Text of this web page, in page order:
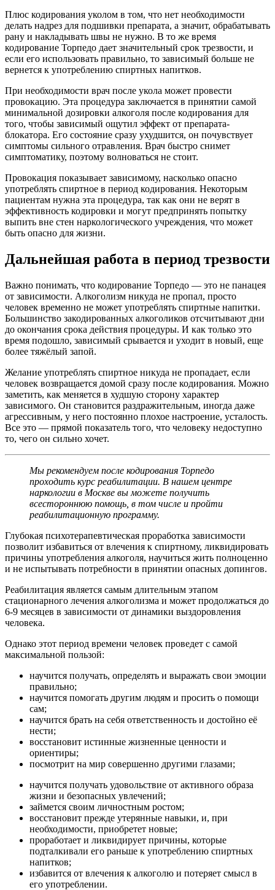
Плюс кодирования уколом в том, что нет необходимости
делать надрез для подшивки препарата, а значит, обрабатывать
рану и накладывать швы не нужно. В то же время
кодирование Торпедо дает значительный срок трезвости, и
если его использовать правильно, то зависимый больше не
вернется к употреблению спиртных напитков.
При необходимости врач после укола может провести
провокацию. Эта процедура заключается в принятии самой
минимальной дозировки алкоголя после кодирования для
того, чтобы зависимый ощутил эффект от препарата-
блокатора. Его состояние сразу ухудшится, он почувствует
симптомы сильного отравления. Врач быстро снимет
симптоматику, поэтому волноваться не стоит.
Провокация показывает зависимому, насколько опасно
употреблять спиртное в период кодирования. Некоторым
пациентам нужна эта процедура, так как они не верят в
эффективность кодировки и могут предпринять попытку
выпить вне стен наркологического учреждения, что может
быть опасно для жизни.
Дальнейшая работа в период трезвости
Важно понимать, что кодирование Торпедо — это не панацея
от зависимости. Алкоголизм никуда не пропал, просто
человек временно не может употреблять спиртные напитки.
Большинство закодированных алкоголиков отсчитывают дни
до окончания срока действия процедуры. И как только это
время подошло, зависимый срывается и уходит в новый, еще
более тяжёлый запой.
Желание употреблять спиртное никуда не пропадает, если
человек возвращается домой сразу после кодирования. Можно
заметить, как меняется в худшую сторону характер
зависимого. Он становится раздражительным, иногда даже
агрессивным, у него постоянно плохое настроение, усталость.
Все это — прямой показатель того, что человеку недоступно
то, чего он сильно хочет.
Мы рекомендуем после кодирования Торпедо
проходить курс реабилитации. В нашем центре
наркологии в Москве вы можете получить
всестороннюю помощь, в том числе и пройти
реабилитационную программу.
Глубокая психотерапевтическая проработка зависимости
позволит избавиться от влечения к спиртному, ликвидировать
причины употребления алкоголя, научиться жить полноценно
и не испытывать потребности в принятии опасных допингов.
Реабилитация является самым длительным этапом
стационарного лечения алкоголизма и может продолжаться до
6-9 месяцев в зависимости от динамики выздоровления
человека.
Однако этот период времени человек проведет с самой
максимальной пользой:
научится получать, определять и выражать свои эмоции
правильно;
научится помогать другим людям и просить о помощи
сам;
научится брать на себя ответственность и достойно её
нести;
восстановит истинные жизненные ценности и
ориентиры;
посмотрит на мир совершенно другими глазами;
научится получать удовольствие от активного образа
жизни и безопасных увлечений;
займется своим личностным ростом;
восстановит прежде утерянные навыки, и, при
необходимости, приобретет новые;
проработает и ликвидирует причины, которые
подталкивали его раньше к употреблению спиртных
напитков;
избавится от влечения к алкоголю и потеряет смысл в
его употреблении.